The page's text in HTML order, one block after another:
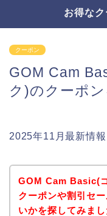
お得な
クーポン
GOM Cam
ク)のクーポ
2025年11月最新情報
GOM Cam Basic(
クーポンや割引セ
いかを探してみまし